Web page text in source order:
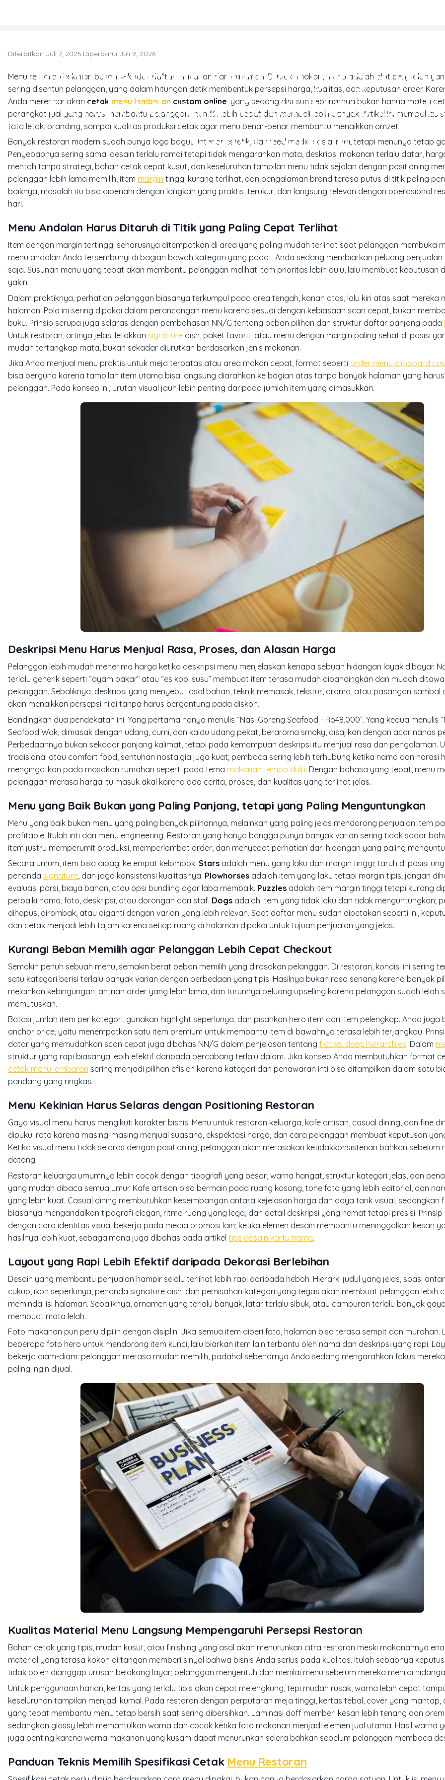
Menu Restoran Kekinian yang Bikin
Meroket dengan Cetak Menu
Custom Online
Diterbitkan Juli 7, 2025·Diperbarui Juli 9, 2026
Menu restoran kekinian bukan sekadar daftar makanan dan minuman. Di meja makan, menu adalah alat penjualan
sering disentuh pelanggan, yang dalam hitungan detik membentuk persepsi harga, kualitas, dan keputusan order.
Anda merencanakan cetak menu lembaran custom online , yang sedang disusun sebenarnya bukan hanya materi
perangkat jual yang harus membantu pelanggan memilih lebih cepat dan membeli lebih banyak. Artikel ini membahas
tata letak, branding, sampai kualitas produksi cetak agar menu benar-benar membantu menaikkan omzet.
Banyak restoran modern sudah punya logo bagus, interior estetik, dan feed media sosial rapi, tetapi menunya tetap
Penyebabnya sering sama: desain terlalu ramai tetapi tidak mengarahkan mata, deskripsi makanan terlalu datar,
mentah tanpa strategi, bahan cetak cepat kusut, dan keseluruhan tampilan menu tidak sejalan dengan positioning
pelanggan lebih lama memilih, item margin tinggi kurang terlihat, dan pengalaman brand terasa putus di titik paling
baiknya, masalah itu bisa dibenahi dengan langkah yang praktis, terukur, dan langsung relevan dengan operasional
hari.
Menu Andalan Harus Ditaruh di Titik yang Paling Cepat Terlihat
Item dengan margin tertinggi seharusnya ditempatkan di area yang paling mudah terlihat saat pelanggan membuka
menu andalan Anda tersembunyi di bagian bawah kategori yang padat, Anda sedang membiarkan peluang penjualan
saja. Susunan menu yang tepat akan membantu pelanggan melihat item prioritas lebih dulu, lalu membuat keputusan
yakin.
Dalam praktiknya, perhatian pelanggan biasanya terkumpul pada area tengah, kanan atas, lalu kiri atas saat mereka
halaman. Pola ini sering dipakai dalam perancangan menu karena sesuai dengan kebiasaan scan cepat, bukan
buku. Prinsip serupa juga selaras dengan pembahasan NN/G tentang beban pilihan dan struktur daftar panjang pada
Untuk restoran, artinya jelas: letakkan signature dish, paket favorit, atau menu dengan margin paling sehat di posisi
mudah tertangkap mata, bukan sekadar diurutkan berdasarkan jenis makanan.
Jika Anda menjual menu praktis untuk meja terbatas atau area makan cepat, format seperti order menu clipboard
bisa berguna karena tampilan item utama bisa langsung diarahkan ke bagian atas tanpa banyak halaman yang
pelanggan. Pada konsep ini, urutan visual jauh lebih penting daripada jumlah item yang dimasukkan.
Deskripsi Menu Harus Menjual Rasa, Proses, dan Alasan Harga
Pelanggan lebih mudah menerima harga ketika deskripsi menu menjelaskan kenapa sebuah hidangan layak dibayar.
terlalu generik seperti “ayam bakar” atau “es kopi susu” membuat item terasa mudah dibandingkan dan mudah
pelanggan. Sebaliknya, deskripsi yang menyebut asal bahan, teknik memasak, tekstur, aroma, atau pasangan sambal
akan menaikkan persepsi nilai tanpa harus bergantung pada diskon.
Bandingkan dua pendekatan ini. Yang pertama hanya menulis “Nasi Goreng Seafood - Rp48.000”. Yang kedua menulis
Seafood Wok, dimasak dengan udang, cumi, dan kaldu udang pekat, beraroma smoky, disajikan dengan acar nanas
Perbedaannya bukan sekadar panjang kalimat, tetapi pada kemampuan deskripsi itu menjual rasa dan pengalaman.
tradisional atau comfort food, sentuhan nostalgia juga kuat; pembaca sering lebih terhubung ketika nama dan narasi
mengingatkan pada masakan rumahan seperti pada tema makanan tempo dulu. Dengan bahasa yang tepat, menu
pelanggan merasa harga itu masuk akal karena ada cerita, proses, dan kualitas yang terlihat jelas.
Menu yang Baik Bukan yang Paling Panjang, tetapi yang Paling Menguntungkan
Menu yang baik bukan menu yang paling banyak pilihannya, melainkan yang paling jelas mendorong penjualan item
profitable. Itulah inti dari menu engineering. Restoran yang hanya bangga punya banyak varian sering tidak sadar
item justru memperumit produksi, memperlambat order, dan menyedot perhatian dari hidangan yang paling
Secara umum, item bisa dibagi ke empat kelompok. Stars adalah menu yang laku dan margin tinggi; taruh di posisi
penanda signature, dan jaga konsistensi kualitasnya. Plowhorses adalah item yang laku tetapi margin tipis; jangan
evaluasi porsi, biaya bahan, atau opsi bundling agar laba membaik. Puzzles adalah item margin tinggi tetapi kurang
perbaiki nama, foto, deskripsi, atau dorongan dari staf. Dogs adalah item yang tidak laku dan tidak menguntungkan;
dihapus, dirombak, atau diganti dengan varian yang lebih relevan. Saat daftar menu sudah dipetakan seperti ini,
dan cetak menjadi lebih tajam karena setiap ruang di halaman dipakai untuk tujuan penjualan yang jelas.
Kurangi Beban Memilih agar Pelanggan Lebih Cepat Checkout
Semakin penuh sebuah menu, semakin berat beban memilih yang dirasakan pelanggan. Di restoran, kondisi ini sering
satu kategori berisi terlalu banyak varian dengan perbedaan yang tipis. Hasilnya bukan rasa senang karena banyak
melainkan kebingungan, antrian order yang lebih lama, dan turunnya peluang upselling karena pelanggan sudah lelah
memutuskan.
Batasi jumlah item per kategori, gunakan highlight seperlunya, dan pisahkan hero item dari item pelengkap. Anda juga
anchor price, yaitu menempatkan satu item premium untuk membantu item di bawahnya terasa lebih terjangkau.
datar yang memudahkan scan cepat juga dibahas NN/G dalam penjelasan tentang flat vs. deep hierarchies. Dalam
struktur yang rapi biasanya lebih efektif daripada bercabang terlalu dalam. Jika konsep Anda membutuhkan format
cetak menu lembaran sering menjadi pilihan efisien karena kategori dan penawaran inti bisa ditampilkan dalam satu
pandang yang ringkas.
Menu Kekinian Harus Selaras dengan Positioning Restoran
Gaya visual menu harus mengikuti karakter bisnis. Menu untuk restoran keluarga, kafe artisan, casual dining, dan fine
dipukul rata karena masing-masing menjual suasana, ekspektasi harga, dan cara pelanggan membuat keputusan
Ketika visual menu tidak selaras dengan positioning, pelanggan akan merasakan ketidakkonsistenan bahkan sebelum
datang.
Restoran keluarga umumnya lebih cocok dengan tipografi yang besar, warna hangat, struktur kategori jelas, dan
yang mudah dibaca semua umur. Kafe artisan bisa bermain pada ruang kosong, tone foto yang lebih editorial, dan
yang lebih kuat. Casual dining membutuhkan keseimbangan antara kejelasan harga dan daya tarik visual, sedangkan
biasanya mengandalkan tipografi elegan, ritme ruang yang lega, dan detail deskripsi yang hemat tetapi presisi. Prinsip
dengan cara identitas visual bekerja pada media promosi lain; ketika elemen desain membantu meninggalkan kesan
hasilnya lebih kuat, sebagaimana juga dibahas pada artikel tips desain kartu nama.
Layout yang Rapi Lebih Efektif daripada Dekorasi Berlebihan
Desain yang membantu penjualan hampir selalu terlihat lebih rapi daripada heboh. Hierarki judul yang jelas, spasi
cukup, ikon seperlunya, penanda signature dish, dan pemisahan kategori yang tegas akan membuat pelanggan lebih
memindai isi halaman. Sebaliknya, ornamen yang terlalu banyak, latar terlalu sibuk, atau campuran terlalu banyak
membuat mata lelah.
Foto makanan pun perlu dipilih dengan disiplin. Jika semua item diberi foto, halaman bisa terasa sempit dan murahan.
beberapa foto hero untuk mendorong item kunci, lalu biarkan item lain terbantu oleh nama dan deskripsi yang rapi.
bekerja diam-diam: pelanggan merasa mudah memilih, padahal sebenarnya Anda sedang mengarahkan fokus
paling ingin dijual.
Kualitas Material Menu Langsung Mempengaruhi Persepsi Restoran
Bahan cetak yang tipis, mudah kusut, atau finishing yang asal akan menurunkan citra restoran meski makanannya
material yang terasa kokoh di tangan memberi sinyal bahwa bisnis Anda serius pada kualitas. Itulah sebabnya
tidak boleh dianggap urusan belakang layar; pelanggan menyentuh dan menilai menu sebelum mereka menilai
Untuk penggunaan harian, kertas yang terlalu tipis akan cepat melengkung, tepi mudah rusak, warna lebih cepat
keseluruhan tampilan menjadi kumal. Pada restoran dengan perputaran meja tinggi, kertas tebal, cover yang mantap,
yang tepat membantu menu tetap bersih saat sering dibersihkan. Laminasi doff memberi kesan lebih tenang dan
sedangkan glossy lebih memantulkan warna dan cocok ketika foto makanan menjadi elemen jual utama. Hasil warna
juga penting karena warna makanan yang kusam dapat menurunkan selera bahkan sebelum pelanggan membaca
Panduan Teknis Memilih Spesifikasi Cetak Menu Restoran